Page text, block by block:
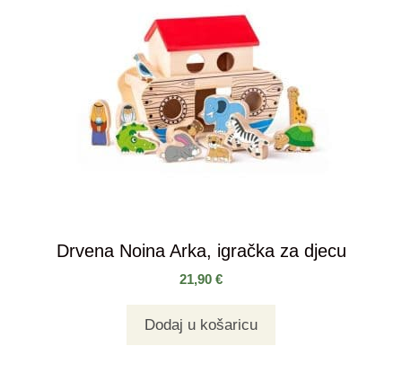
Drvena Noina Arka, igračka za djecu
21,90 €
Dodaj u košaricu